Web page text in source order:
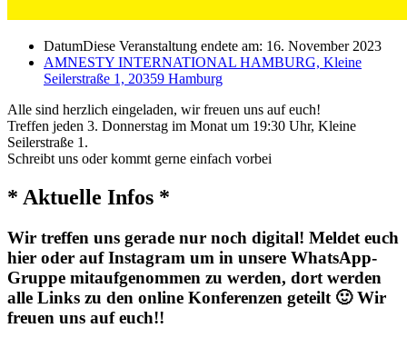
DatumDiese Veranstaltung endete am: 16. November 2023
AMNESTY INTERNATIONAL HAMBURG, Kleine
Seilerstraße 1, 20359 Hamburg
Alle sind herzlich eingeladen, wir freuen uns auf euch!
Treffen jeden 3. Donnerstag im Monat um 19:30 Uhr, Kleine
Seilerstraße 1.
Schreibt uns oder kommt gerne einfach vorbei
* Aktuelle Infos *
Wir treffen uns gerade nur noch digital! Meldet euch
hier oder auf Instagram um in unsere WhatsApp-
Gruppe mitaufgenommen zu werden, dort werden
alle Links zu den online Konferenzen geteilt 🙂 Wir
freuen uns auf euch!!